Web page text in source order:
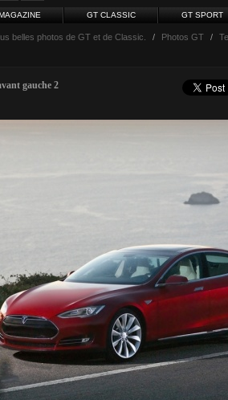
GT CLASSIC GT SPORT
belles photos de GT et de Classic. / Photos GT /
gauche 2